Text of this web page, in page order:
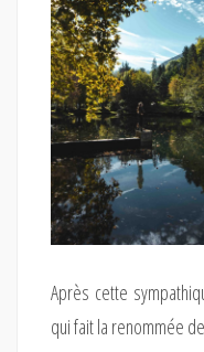
Après cette
qui fait la renommée